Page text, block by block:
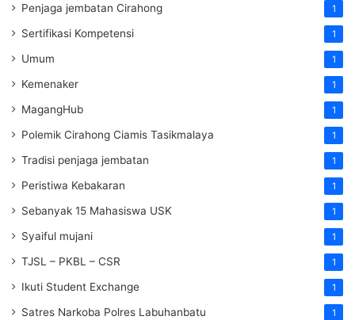
Penjaga jembatan Cirahong 1
Sertifikasi Kompetensi 1
Umum 1
Kemenaker 1
MagangHub 1
Polemik Cirahong Ciamis Tasikmalaya 1
Tradisi penjaga jembatan 1
Peristiwa Kebakaran 1
Sebanyak 15 Mahasiswa USK 1
Syaiful mujani 1
TJSL – PKBL – CSR 1
Ikuti Student Exchange 1
Satres Narkoba Polres Labuhanbatu 1